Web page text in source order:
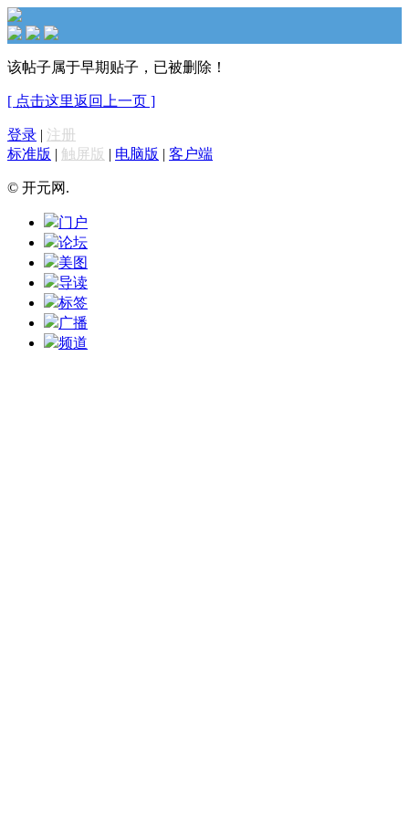
该帖子属于早期贴子，已被删除！
[ 点击这里返回上一页 ]
登录 | 注册
标准版 | 触屏版 | 电脑版 | 客户端
© 开元网.
门户
论坛
美图
导读
标签
广播
频道